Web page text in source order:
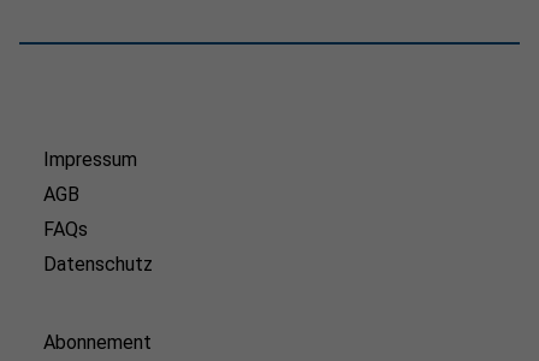
Impressum
AGB
FAQs
Datenschutz
Abonnement